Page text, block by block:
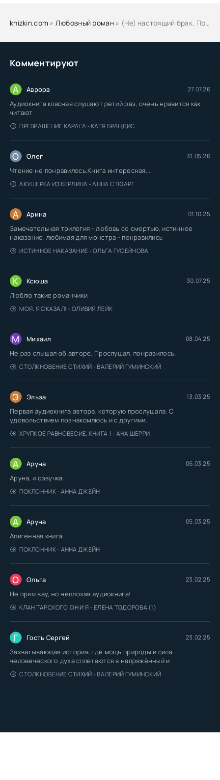
Комментируют
А Аврора 27.07.26
Аудиокнига класная слушаю третий раз, очень нравится как
читают
ПРЕВРАЩЕНИЕ КАРАГА - КАТЯ БРАНДИС
О Олег 31.05.26
Чтение не понравилось.Книга интересная...
АКУШЕРКА ИЗ БЕРЛИНА - АННА СТЮАРТ
А Арина 01.10.25
Замечательная трилогия - любовь со смертью, истинное
наказание, любимая для монстра - понравились
ИСТИННОЕ НАКАЗАНИЕ - ОЛЬГА ГУСЕЙНОВА
К Ксюша 30.07.25
Люблю такие романчики
МОЯ. Я СКАЗАЛ! - ОЛИВИЯ ЛЕЙК
М Михаил 08.04.25
Не раз слышал об авторе. Прослушал, понравилось.
СТОЛКНОВЕНИЕ СТИХИЙ - ВАЛЕРИЙ ГУМИНСКИЙ
Э Эльза 13.03.25
Первая аудиокнига автора, которую прослушала. С
удовольствием познакомлюсь и с другими.
ХРУПКОЕ РАВНОВЕСИЕ. КНИГА 1 - АНА ШЕРРИ
А Аруна 06.03.25
Аруна, и озвучка
ПОКЛОННИК - АННА ДЖЕЙН
А Аруна 05.03.25
Апигенная книга
ПОКЛОННИК - АННА ДЖЕЙН
О Ольга 23.02.25
Не прям вау, но неплохая аудиокнига!
КЛАН ТАРСКОГО. ОН И Я - ЕЛЕНА ТОДОРОВА (1)
Г Гость Сергей 23.02.25
Захватывающая история, где мощь природы и сила
человеческого духа сплетаются в напряжённый и
СТОЛКНОВЕНИЕ СТИХИЙ - ВАЛЕРИЙ ГУМИНСКИЙ
knizkin.com » Любовный роман» (Не) настоящий брак. Под его защитой - Лана Пиратова